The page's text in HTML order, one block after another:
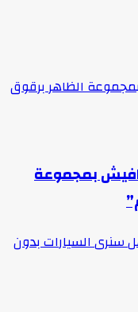
الظاهر برقوق
بمجموعة
سنرى السيارات بدون